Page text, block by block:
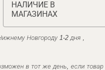
НАЛИЧИЕ В
МАГАЗИНАХ
Новгороду 1-2 дня ,
в тот же день, если товар